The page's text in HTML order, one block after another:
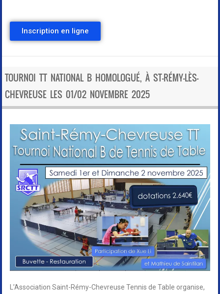
Inscription en ligne
TOURNOI TT NATIONAL B HOMOLOGUÉ, À ST-RÉMY-LÈS-
CHEVREUSE LES 01/02 NOVEMBRE 2025
L’Association Saint-Rémy-Chevreuse Tennis de Table organise,